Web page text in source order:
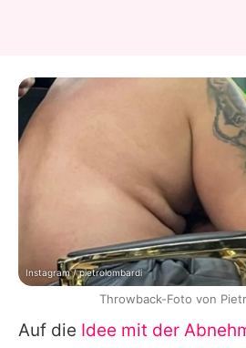
Auf die Idee mit der
Instagram / pietrolombardi
Throwback-Foto von